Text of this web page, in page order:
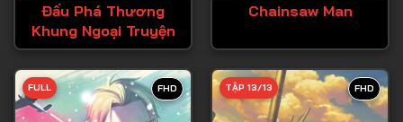
Đấu Phá Thương
Khung Ngoại Truyện
Chainsaw Man
FHD
FULL FHD
TẬP 13/13